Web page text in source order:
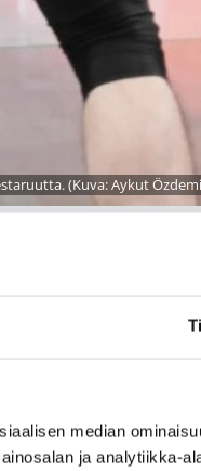
median
ja analytiikka-
(Kuva: Aykut
mestaruutta
voitolla
pelissä
14